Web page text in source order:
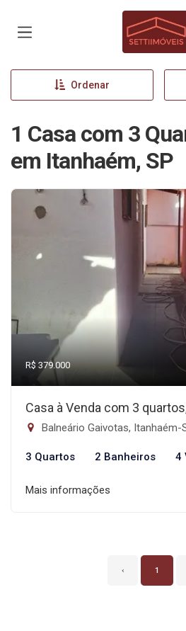
Página
Ordenar
1 Casa com 3
em Itanhaém, SP
R$ 379.000
Casa à Venda com 3
Balneário Gaivotas, Itanhaém-
3 Quartos 2 Banheiros 4
Mais informações
‹ 1